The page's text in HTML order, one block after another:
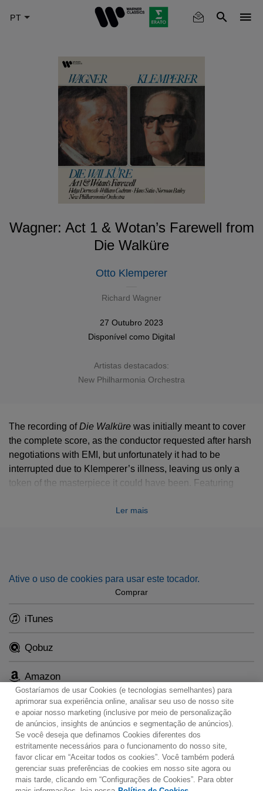
Wagner: Act 1 & Wotan’s Farewell from
Die Walküre
Otto Klemperer
Richard Wagner
27 Outubro 2023
Disponível como Digital
Artistas destacados:
New Philharmonia Orchestra
Die Walküre
The recording ofDie Walküre was initially meant to cover
the complete score, as the conductor requested after harsh
negotiations with EMI, but unfortunately it had to be
interrupted due to Klemperer’s illness, leaving us only a
token of the masterpiece it could have been. Featuring
coupled with a 1960 recording of the
Ler mais
Ative o uso de cookies para usar este tocador.
Comprar
iTunes
Qobuz
Amazon
Contato Boletim de Notícias
Termos de Uso
Política de Privacidade
Mapa do Site
Política de Cookies
Configurações de Cookies
Gostaríamos de usar Cookies (e tecnologias semelhantes) para
aprimorar sua experiência online, analisar seu uso de nosso site
e apoiar nosso marketing (inclusive por meio de personalização
de anúncios, insights de anúncios e segmentação de anúncios).
Se você deseja que definamos Cookies diferentes dos
estritamente necessários para o funcionamento do nosso site,
favor clicar em “Aceitar todos os cookies”. Você também poderá
gerenciar suas preferências de cookies em nosso site agora ou
mais tarde, clicando em “Configurações de Cookies”. Para obter